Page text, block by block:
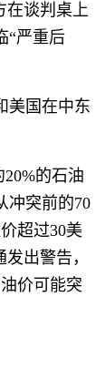
在谈判桌上
“严重后
美国在中东
的石油
冲突前的70
超过30美
出警告，
价可能突